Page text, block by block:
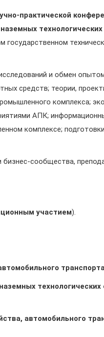
практической
государственном
и обмен
средств; теории,
комплекса;
АПК;
комплексе;
сообщества,
участием).
технологических
автомобильного